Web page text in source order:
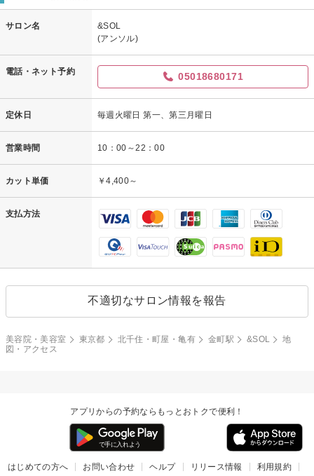
サロン名
&SOL
(アンソル)
電話・ネット予約 05018680171
定休日 毎週火曜日 第一、第三月曜日
営業時間 10：00～22：00
カット単価 ￥4,400～
支払方法
不適切なサロン情報を報告
美容院・美容室 東京都 北千住・町屋・亀有 金町駅 &SOL
地
図・アクセス
アプリからの予約ならもっとおトクで便利！
はじめての方へ お問い合わせ ヘルプ リリース情報
利用規約